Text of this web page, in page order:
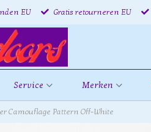
EU Gratis retourneren EU
Service Merken
Camouflage Pattern Off-White